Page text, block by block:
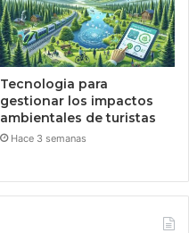
Tecnologia para
gestionar los impactos
ambientales de turistas
Hace 3 semanas